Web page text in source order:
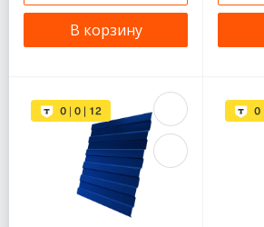
В корзину